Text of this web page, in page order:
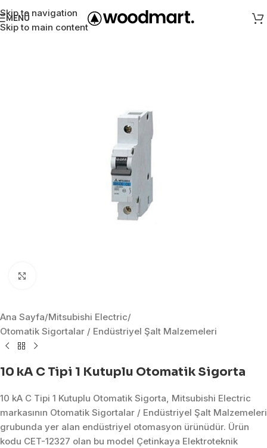
Skip to navigation
Skip to main content
MENÜ
Ana Sayfa/Mitsubishi Electric/
Otomatik Sigortalar / Endüstriyel Şalt Malzemeleri
10 kA C Tipi 1 Kutuplu Otomatik Sigorta
10 kA C Tipi 1 Kutuplu Otomatik Sigorta, Mitsubishi Electric
markasının Otomatik Sigortalar / Endüstriyel Şalt Malzemeleri
grubunda yer alan endüstriyel otomasyon ürünüdür. Ürün
kodu CET-12327 olan bu model Çetinkaya Elektroteknik